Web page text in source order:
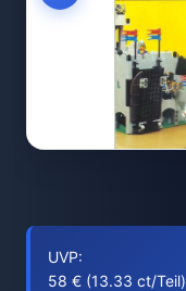
UVP:
58 € (13.33 ct/Teil)